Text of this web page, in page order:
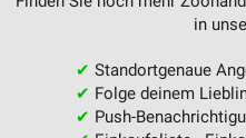
in
✔ Standortgenaue
✔ Folge deinem
✔ Push-